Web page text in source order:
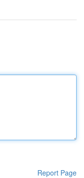
Report Page